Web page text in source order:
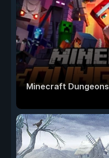
Minecraft Dungeons